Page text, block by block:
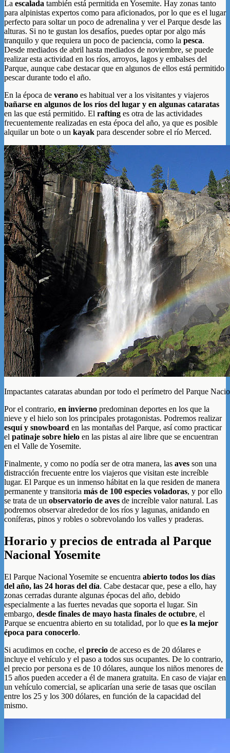
La escalada también está permitida en Yosemite. Hay zonas tanto
para alpinistas expertos como para aficionados, por lo que es el lugar
perfecto para soltar un poco de adrenalina y ver el Parque desde las
alturas. Si no te gustan los desafíos, puedes optar por algo más
tranquilo y que requiera un poco de paciencia, como la pesca.
Desde mediados de abril hasta mediados de noviembre, se puede
realizar esta actividad en los ríos, arroyos, lagos y embalses del
Parque, aunque cabe destacar que en algunos de ellos está permitido
pescar durante todo el año.
En la época de verano es habitual ver a los visitantes y viajeros
bañarse en algunos de los ríos del lugar y en algunas cataratas
en las que está permitido. El rafting es otra de las actividades
frecuentemente realizadas en esta época del año, ya que es posible
alquilar un bote o un kayak para descender sobre el río Merced.
Impactantes cataratas abundan por todo el perímetro del Parque
Por el contrario, en invierno predominan deportes en los que la
nieve y el hielo son los principales protagonistas. Podremos realizar
esquí y snowboard en las montañas del Parque, así como practicar
el patinaje sobre hielo en las pistas al aire libre que se encuentran
en el Valle de Yosemite.
Finalmente, y como no podía ser de otra manera, las aves son una
distracción frecuente entre los viajeros que visitan este increíble
lugar. El Parque es un inmenso hábitat en la que residen de manera
permanente y transitoria más de 100 especies voladoras, y por ello
se trata de un observatorio de aves de increíble valor natural. Las
podremos observar alrededor de los ríos y lagunas, anidando en
coníferas, pinos y robles o sobrevolando los valles y praderas.
Horario y precios de entrada al Parque
Nacional Yosemite
El Parque Nacional Yosemite se encuentra abierto todos los días
del año, las 24 horas del día. Cabe destacar que, pese a ello, hay
zonas cerradas durante algunas épocas del año, debido
especialmente a las fuertes nevadas que soporta el lugar. Sin
embargo, desde finales de mayo hasta finales de octubre, el
Parque se encuentra abierto en su totalidad, por lo que es la mejor
época para conocerlo.
Si acudimos en coche, el precio de acceso es de 20 dólares e
incluye el vehículo y el paso a todos sus ocupantes. De lo contrario,
el precio por persona es de 10 dólares, aunque los niños menores de
15 años pueden acceder a él de manera gratuita. En caso de viajar en
un vehículo comercial, se aplicarían una serie de tasas que oscilan
entre los 25 y los 300 dólares, en función de la capacidad del
mismo.